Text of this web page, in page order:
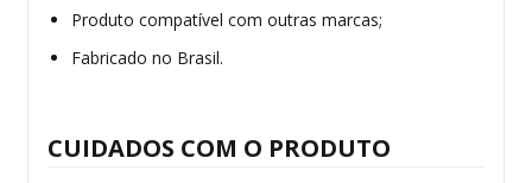
Produto compatível com outras marcas;
Fabricado no Brasil.
CUIDADOS COM O PRODUTO